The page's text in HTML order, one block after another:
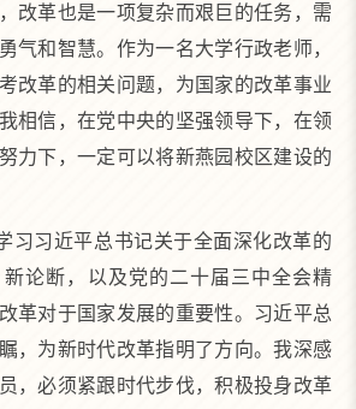
改革也是一项复杂而艰巨的任务，需
气和智慧。作为一名大学行政老师，
改革的相关问题，为国家的改革事业
相信，在党中央的坚强领导下，在领
力下，一定可以将新燕园校区建设的
习习近平总书记关于全面深化改革的
论断，以及党的二十届三中全会精
革对于国家发展的重要性。习近平总
，为新时代改革指明了方向。我深感
，必须紧跟时代步伐，积极投身改革